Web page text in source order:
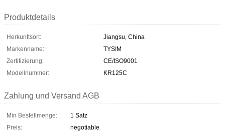
Produktdetails
Herkunftsort:
Jiangsu, China
Markenname:
TYSIM
Zertifizierung:
CE/ISO9001
Modellnummer:
KR125C
Zahlung und Versand AGB
Min Bestellmenge:
1 Satz
Preis:
negotiable